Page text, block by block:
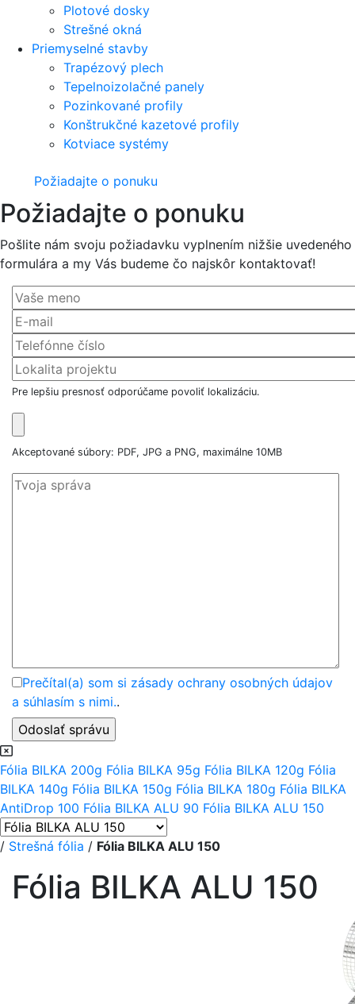
Plotové dosky
Strešné okná
Priemyselné stavby
Trapézový plech
Tepelnoizolačné panely
Pozinkované profily
Konštrukčné kazetové profily
Kotviace systémy
Požiadajte o ponuku
Požiadajte o ponuku
Pošlite nám svoju požiadavku vyplnením nižšie uvedeného
formulára a my Vás budeme čo najskôr kontaktovať!
Pre lepšiu presnosť odporúčame povoliť lokalizáciu.
Akceptované súbory: PDF, JPG a PNG, maximálne 10MB
Prečítal(a) som si zásady ochrany osobných údajov
a súhlasím s nimi..
Fólia BILKA 200g Fólia BILKA 95g Fólia BILKA 120g Fólia
BILKA 140g Fólia BILKA 150g Fólia BILKA 180g Fólia BILKA
AntiDrop 100 Fólia BILKA ALU 90 Fólia BILKA ALU 150
/ Strešná fólia / Fólia BILKA ALU 150
Fólia BILKA ALU 150